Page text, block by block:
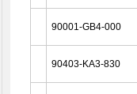
90001-GB4-000
90403-KA3-830